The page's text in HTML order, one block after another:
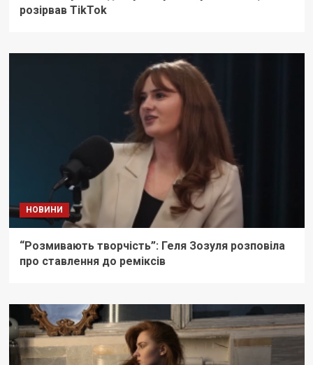
розірвав TikTok
НОВИНИ
“Розмивають творчість”: Геля Зозуля розповіла
про ставлення до реміксів